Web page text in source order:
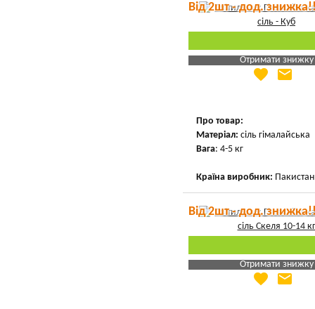
Від 2шт - дод.
Отримати знижку
Яка Ваша ціна
favorite email
Про товар:
Матеріал: сіль гімалайська
Вага: 4-5 кг
Країна виробник: Пакистан
Від 2шт - дод.
Отримати знижку
Яка Ваша ціна
favorite email